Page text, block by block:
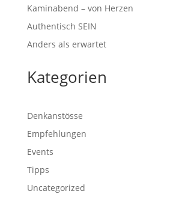
Kaminabend – von Herzen
Authentisch SEIN
Anders als erwartet
Kategorien
Denkanstösse
Empfehlungen
Events
Tipps
Uncategorized